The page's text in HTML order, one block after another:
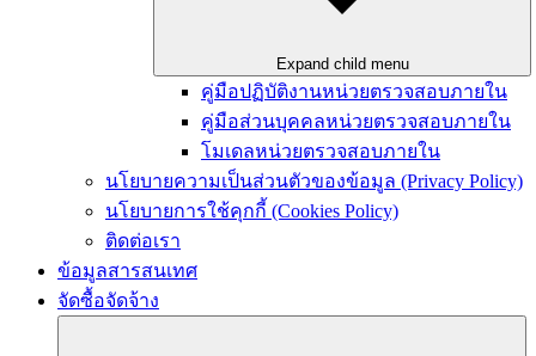
Expand child menu
คู่มือปฏิบัติงานหน่วยตรวจสอบภายใน
คู่มือส่วนบุคคลหน่วยตรวจสอบภายใน
โมเดลหน่วยตรวจสอบภายใน
นโยบายความเป็นส่วนตัวของข้อมูล (Privacy Policy)
นโยบายการใช้คุกกี้ (Cookies Policy)
ติดต่อเรา
ข้อมูลสารสนเทศ
จัดซื้อจัดจ้าง